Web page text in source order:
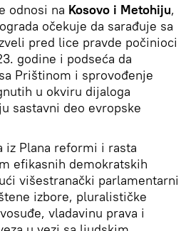
odnosi na Kosovo i Metohiju,
očekuje da sarađuje sa
pred lice pravde počinioci
godine i podseća da
Prištinom i sprovođenje
u okviru dijaloga
sastavni deo evropske
iz Plana reformi i rasta
efikasnih demokratskih
višestranački parlamentarni
izbore, pluralističke
vladavinu prava i